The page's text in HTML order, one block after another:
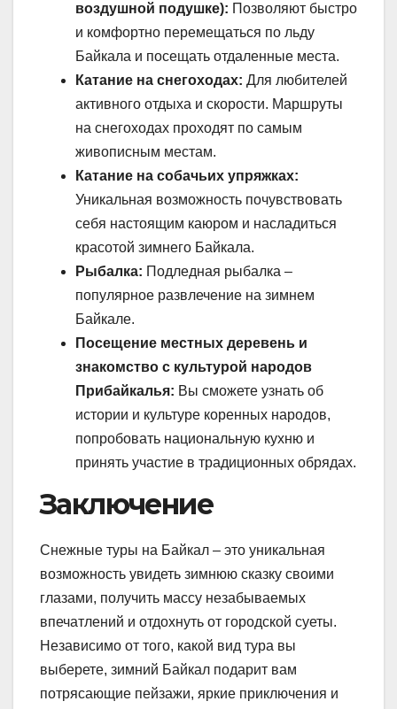
воздушной подушке): Позволяют быстро
и комфортно перемещаться по льду
Байкала и посещать отдаленные места.
Катание на снегоходах: Для любителей
активного отдыха и скорости. Маршруты
на снегоходах проходят по самым
живописным местам.
Катание на собачьих упряжках:
Уникальная возможность почувствовать
себя настоящим каюром и насладиться
красотой зимнего Байкала.
Рыбалка: Подледная рыбалка –
популярное развлечение на зимнем
Байкале.
Посещение местных деревень и
знакомство с культурой народов
Прибайкалья: Вы сможете узнать об
истории и культуре коренных народов,
попробовать национальную кухню и
принять участие в традиционных обрядах.
Заключение
Снежные туры на Байкал – это уникальная
возможность увидеть зимнюю сказку своими
глазами, получить массу незабываемых
впечатлений и отдохнуть от городской суеты.
Независимо от того, какой вид тура вы
выберете, зимний Байкал подарит вам
потрясающие пейзажи, яркие приключения и